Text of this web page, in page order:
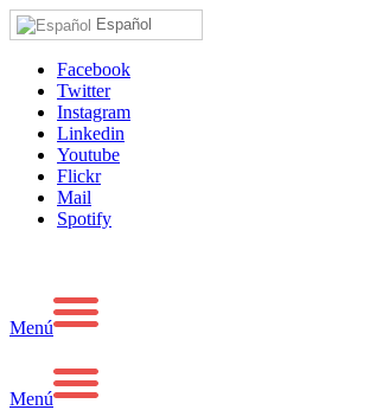
Español
Facebook
Twitter
Instagram
Linkedin
Youtube
Flickr
Mail
Spotify
Menú
Menú